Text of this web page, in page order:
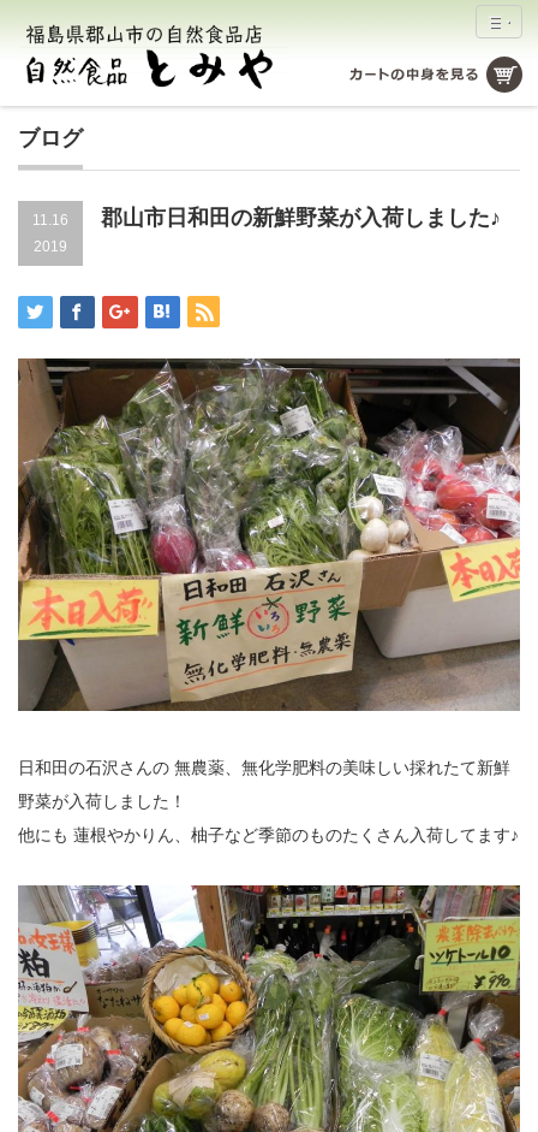
ブログ
11.16
2019
郡山市日和田の新鮮野菜が入荷しました♪
日和田の石沢さんの 無農薬、無化学肥料の美味しい採れたて新鮮
野菜が入荷しました！
他にも 蓮根やかりん、柚子など季節のものたくさん入荷してます♪